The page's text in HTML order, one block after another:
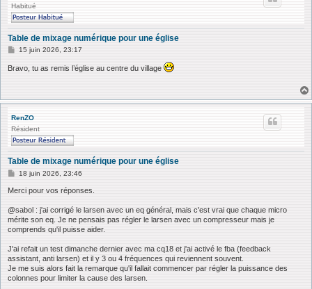
Habitué
Table de mixage numérique pour une église
M
s
e
15 juin 2026, 23:17
Bravo, tu as remis l’église au centre du village
RenZO
Résident
Table de mixage numérique pour une église
M
s
g
e
18 juin 2026, 23:46
Merci pour vos réponses.
@sabol : j'ai corrigé le larsen avec un eq général, mais c'est vrai que chaque micro
mérite son eq. Je ne pensais pas régler le larsen avec un compresseur mais je
comprends qu'il puisse aider.
J'ai refait un test dimanche dernier avec ma cq18 et j'ai activé le fba (feedback
assistant, anti larsen) et il y 3 ou 4 fréquences qui reviennent souvent.
Je me suis alors fait la remarque qu'il fallait commencer par régler la puissance des
colonnes pour limiter la cause des larsen.